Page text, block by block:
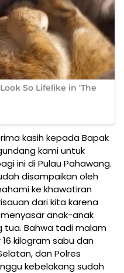
kasih kepada Bapak
kami untuk
ini di Pulau Pahawang.
disampaikan oleh
ke khawatiran
dari kita karena
anak-anak
tua. Bahwa tadi malam
kilogram sabu dan
dan Polres
kebelakang sudah